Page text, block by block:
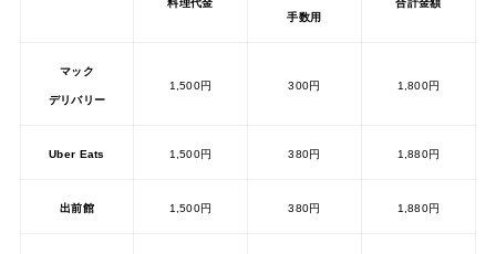
料理代金
手数用
合計金額
マック
デリバリー
1,500円 300円 1,800円
Uber Eats 1,500円 380円 1,880円
出前館 1,500円 380円 1,880円